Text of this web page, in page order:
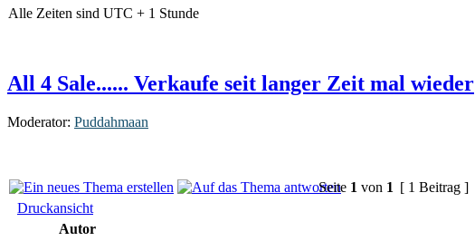
Alle Zeiten sind UTC + 1 Stunde
All 4 Sale...... Verkaufe seit langer Zeit mal wieder
Moderator: Puddahmaan
Seite 1 von 1 [ 1 Beitrag ]
Druckansicht
Autor